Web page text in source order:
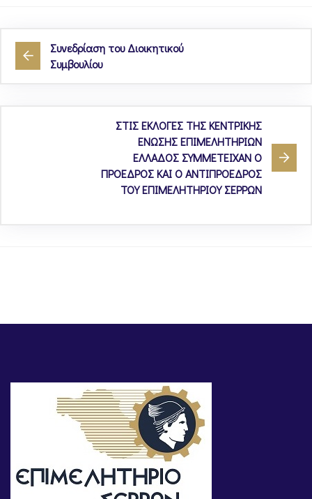
Συνεδρίαση του Διοικητικού
Συμβουλίου
ΣΤΙΣ ΕΚΛΟΓΕΣ ΤΗΣ ΚΕΝΤΡΙΚΗΣ
ΕΝΩΣΗΣ ΕΠΙΜΕΛΗΤΗΡΙΩΝ
ΕΛΛΑΔΟΣ ΣΥΜΜΕΤΕΙΧΑΝ Ο
ΠΡΟΕΔΡΟΣ ΚΑΙ Ο ΑΝΤΙΠΡΟΕΔΡΟΣ
ΤΟΥ ΕΠΙΜΕΛΗΤΗΡΙΟΥ ΣΕΡΡΩΝ